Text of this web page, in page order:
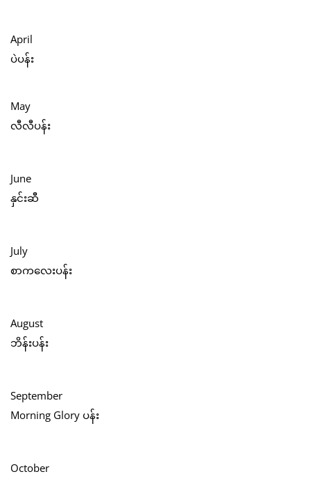
April
ပဲပန်း
May
လီလီပန်း
June
နှင်းဆီ
July
စာကလေးပန်း
August
ဘိန်းပန်း
September
Morning Glory ပန်း
October